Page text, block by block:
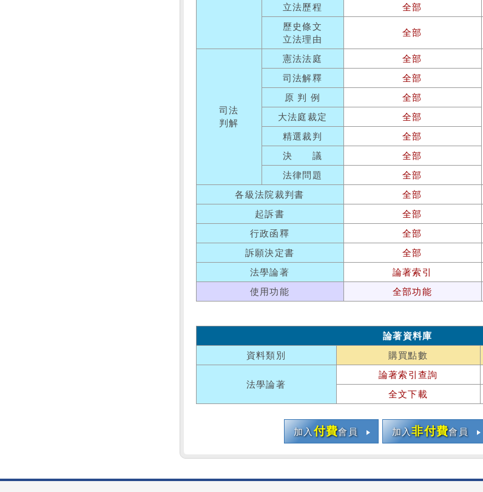
立法歷程
全部
歷史條文
立法理由
全部
司法
判解
憲法法庭 全部
司法解釋
全部
原 判 例
全部
大法庭裁定
全部
精選裁判
全部
決 議
全部
法律問題
全部
各級法院裁判書
全部
起訴書
全部
行政函釋
全部
訴願決定書
全部
法學論著
論著索引
使用功能
全部功能
論著資料庫
資料類別
購買點數
法學論著
論著索引查詢
全文下載
加入付費會員 加入非付費會員